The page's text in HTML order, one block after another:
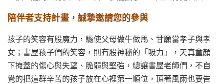
陪伴者支持計畫，誠摯邀請您的參與
孩子的笑容有股魔力，驅使父母做牛做馬、甘願當孝子與孝
女；書屋孩子們的笑容，則有股神秘的「吸力」，天真童顏
下掩蓋的傷心與失望、脆弱與堅強，總讓書屋老師們，不自
覺的把這群辛苦的孩子放在心裡第一順位，頂著風雨也要告